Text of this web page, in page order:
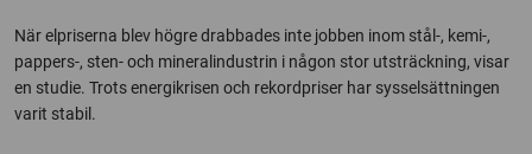
När elpriserna blev högre drabbades inte jobben inom stål-, kemi-,
pappers-, sten- och mineralindustrin i någon stor utsträckning, visar
en studie. Trots energikrisen och rekordpriser har sysselsättningen
varit stabil.